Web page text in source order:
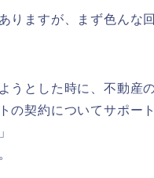
りますが、まず色んな
うとした時に、不動産
の契約についてサポー